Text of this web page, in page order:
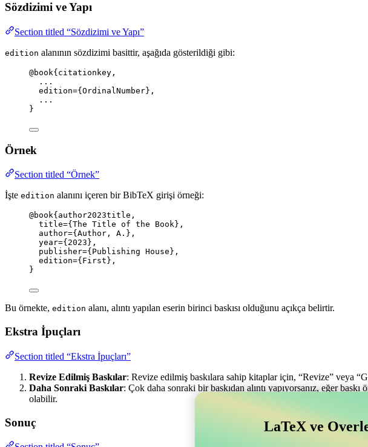
Sözdizimi ve Yapı
Section titled “Sözdizimi ve Yapı”
edition alanının sözdizimi basittir, aşağıda gösterildiği gibi:
@book{citationkey,
...
edition={ OrdinalNumber} ,
...
}
Örnek
Section titled “Örnek”
İşte edition alanını içeren bir BibTeX girişi örneği:
@book{author2023title,
title={ The Title of the Book} ,
author={ Author, A. } ,
year={ 2023 } ,
publisher={ Publishing House } ,
edition={ First } ,
}
Bu örnekte, edition alanı, alıntı yapılan eserin birinci baskısı olduğunu açıkça belirtir.
Ekstra İpuçları
Section titled “Ekstra İpuçları”
Revize Edilmiş Baskılar: Revize edilmiş baskılara sahip kitaplar için, “Revize” veya
Daha Sonraki Baskılar: Çok daha sonraki bir baskıdan alıntı yapıyorsanız, eğer
olabilir.
Sonuç LaTeX ve